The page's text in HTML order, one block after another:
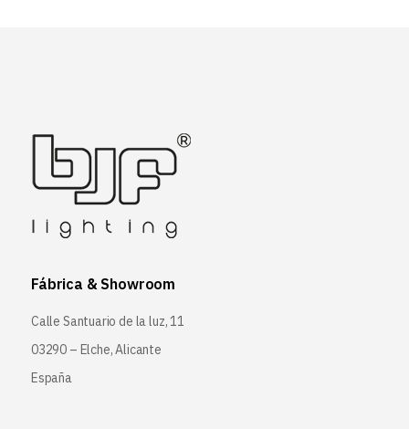
Fábrica & Showroom
Calle Santuario de la luz, 11
03290 – Elche, Alicante
España